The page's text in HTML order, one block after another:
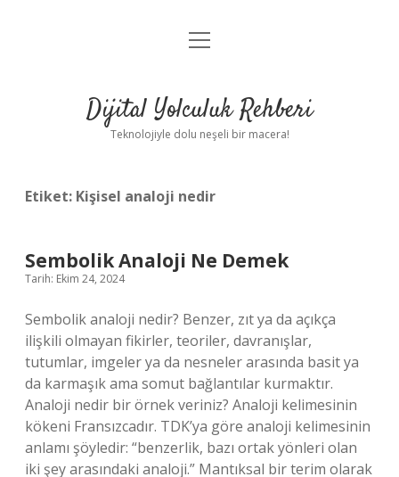
Anasayfa
Yasal Uyarı
menüyü
Dijital Yolculuk Rehberi
Teknolojiyle dolu neşeli bir macera!
Etiket: Kişisel analoji nedir
Sembolik Analoji Ne Demek
Tarih: Ekim 24, 2024
Sembolik analoji nedir? Benzer, zıt ya da açıkça
ilişkili olmayan fikirler, teoriler, davranışlar,
tutumlar, imgeler ya da nesneler arasında basit ya
da karmaşık ama somut bağlantılar kurmaktır.
Analoji nedir bir örnek veriniz? Analoji kelimesinin
kökeni Fransızcadır. TDK’ya göre analoji kelimesinin
anlamı şöyledir: “benzerlik, bazı ortak yönleri olan
iki şey arasındaki analoji.” Mantıksal bir terim olarak